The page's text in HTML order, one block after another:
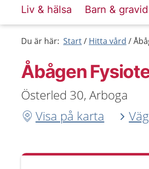
Liv & hälsa Barn & gravid
Du är här: Start Hitta vård
Åbågen
Österled 30, Arboga
Visa på karta